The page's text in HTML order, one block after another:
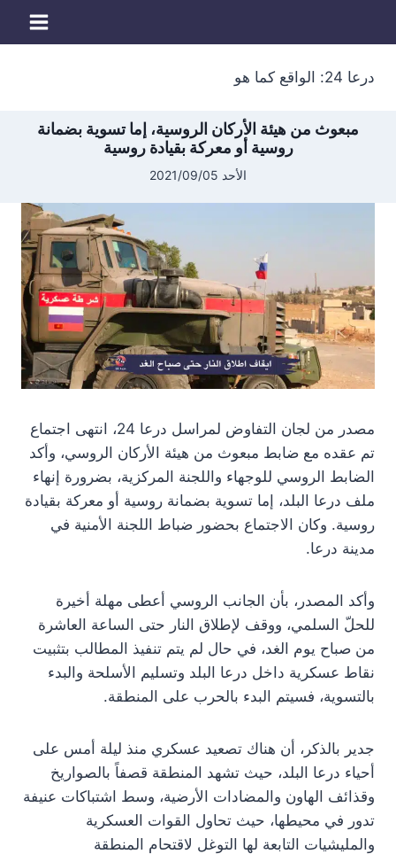
درعا 24: الواقع كما هو
مبعوث من هيئة الأركان الروسية، إما تسوية بضمانة
روسية أو معركة بقيادة روسية
الأحد 2021/09/05
مصدر من لجان التفاوض لمراسل درعا 24، انتهى اجتماع
تم عقده مع ضابط مبعوث من هيئة الأركان الروسي، وأكد
الضابط الروسي للوجهاء واللجنة المركزية، بضرورة إنهاء
ملف درعا البلد، إما تسوية بضمانة روسية أو معركة بقيادة
روسية. وكان الاجتماع بحضور ضباط اللجنة الأمنية في
مدينة درعا.
وأكد المصدر، بأن الجانب الروسي أعطى مهلة أخيرة
للحلّ السلمي، ووقف لإطلاق النار حتى الساعة العاشرة
من صباح يوم الغد، في حال لم يتم تنفيذ المطالب بتثبيت
نقاط عسكرية داخل درعا البلد وتسليم الأسلحة والبدء
بالتسوية، فسيتم البدء بالحرب على المنطقة.
جدير بالذكر، أن هناك تصعيد عسكري منذ ليلة أمس على
أحياء درعا البلد، حيث تشهد المنطقة قصفاً بالصواريخ
وقذائف الهاون والمضادات الأرضية، وسط اشتباكات عنيفة
تدور في محيطها، حيث تحاول القوات العسكرية
والمليشيات التابعة لها التوغل لاقتحام المنطقة